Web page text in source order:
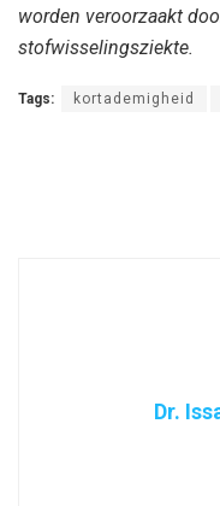
worden veroorzaakt
stofwisselingsziekte.
Tags: kortademigheid
Dr.